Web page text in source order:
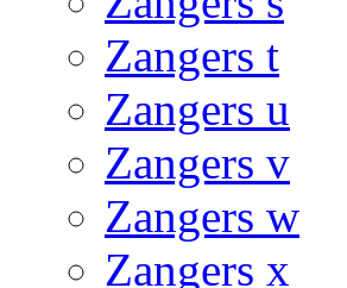
Zangers t
Zangers u
Zangers v
Zangers w
Zangers x